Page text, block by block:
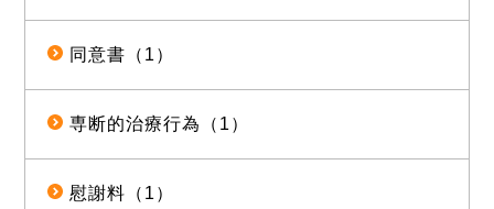
同意書（1）
専断的治療行為（1）
慰謝料（1）